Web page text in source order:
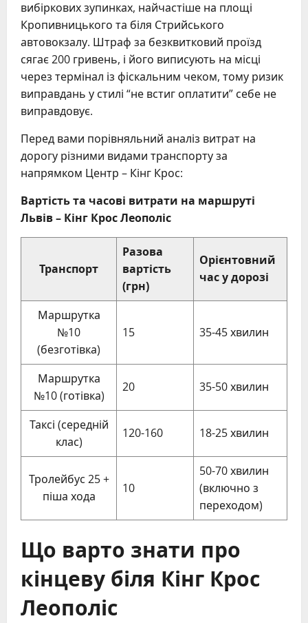
вибіркових зупинках, найчастіше на площі
Кропивницького та біля Стрийського
автовокзалу. Штраф за безквитковий проїзд
сягає 200 гривень, і його виписують на місці
через термінал із фіскальним чеком, тому ризик
виправдань у стилі “не встиг оплатити” себе не
виправдовує.
Перед вами порівняльний аналіз витрат на
дорогу різними видами транспорту за
напрямком Центр – Кінг Крос:
Вартість та часові витрати на маршруті
Львів – Кінг Крос Леополіс
Транспорт
Разова
вартість
(грн)
Орієнтовний
час у дорозі
Маршрутка
№10
(безготівка)
15 35-45 хвилин
Маршрутка
№10 (готівка)
20 35-50 хвилин
Таксі (середній
клас)
120-160 18-25 хвилин
Тролейбус 25 +
піша хода
10
50-70 хвилин
(включно з
переходом)
Що варто знати про
кінцеву біля Кінг Крос
Леополіс